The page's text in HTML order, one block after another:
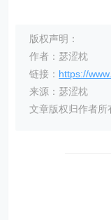
版权声明：
作者：瑟涩枕
链接： https://
来源：瑟涩枕
文章版权归作者所